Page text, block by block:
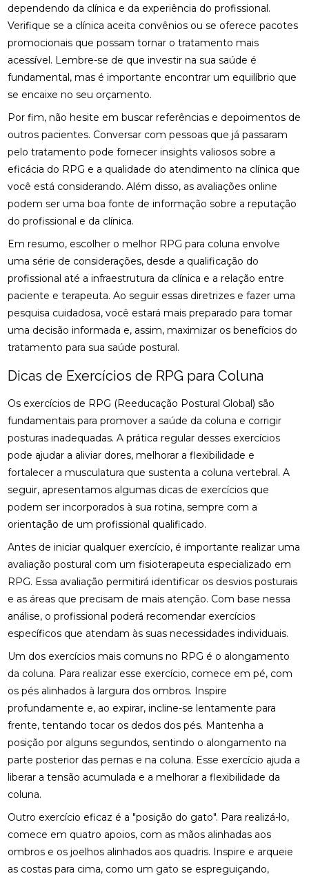
dependendo da clínica e da experiência do profissional.
Verifique se a clínica aceita convênios ou se oferece pacotes
promocionais que possam tornar o tratamento mais
acessível. Lembre-se de que investir na sua saúde é
fundamental, mas é importante encontrar um equilíbrio que
se encaixe no seu orçamento.
Por fim, não hesite em buscar referências e depoimentos de
outros pacientes. Conversar com pessoas que já passaram
pelo tratamento pode fornecer insights valiosos sobre a
eficácia do RPG e a qualidade do atendimento na clínica que
você está considerando. Além disso, as avaliações online
podem ser uma boa fonte de informação sobre a reputação
do profissional e da clínica.
Em resumo, escolher o melhor RPG para coluna envolve
uma série de considerações, desde a qualificação do
profissional até a infraestrutura da clínica e a relação entre
paciente e terapeuta. Ao seguir essas diretrizes e fazer uma
pesquisa cuidadosa, você estará mais preparado para tomar
uma decisão informada e, assim, maximizar os benefícios do
tratamento para sua saúde postural.
Dicas de Exercícios de RPG para Coluna
Os exercícios de RPG (Reeducação Postural Global) são
fundamentais para promover a saúde da coluna e corrigir
posturas inadequadas. A prática regular desses exercícios
pode ajudar a aliviar dores, melhorar a flexibilidade e
fortalecer a musculatura que sustenta a coluna vertebral. A
seguir, apresentamos algumas dicas de exercícios que
podem ser incorporados à sua rotina, sempre com a
orientação de um profissional qualificado.
Antes de iniciar qualquer exercício, é importante realizar uma
avaliação postural com um fisioterapeuta especializado em
RPG. Essa avaliação permitirá identificar os desvios posturais
e as áreas que precisam de mais atenção. Com base nessa
análise, o profissional poderá recomendar exercícios
específicos que atendam às suas necessidades individuais.
Um dos exercícios mais comuns no RPG é o alongamento
da coluna. Para realizar esse exercício, comece em pé, com
os pés alinhados à largura dos ombros. Inspire
profundamente e, ao expirar, incline-se lentamente para
frente, tentando tocar os dedos dos pés. Mantenha a
posição por alguns segundos, sentindo o alongamento na
parte posterior das pernas e na coluna. Esse exercício ajuda a
liberar a tensão acumulada e a melhorar a flexibilidade da
coluna.
Outro exercício eficaz é a "posição do gato". Para realizá-lo,
comece em quatro apoios, com as mãos alinhadas aos
ombros e os joelhos alinhados aos quadris. Inspire e arqueie
as costas para cima, como um gato se espreguiçando,
DESCUBRA O PREÇO DA PALMILHA PARA PÉ CHATO
E COMO ESCOLHER A IDEAL
DESCUBRA O PREÇO DA PALMILHA SOB MEDIDA: 6
FATORES IMPORTANTES
DESCUBRA O PREÇO DA PALMILHA SOB MEDIDA: 6
FATORES QUE INFLUENCIAM
DESCUBRA O PREÇO DAS PALMILHAS PARA
FASCITE PLANTAR E COMO ESCOLHER A IDEAL
DESCUBRA ONDE FAZER FISIOTERAPIA
RESPIRATÓRIA COM QUALIDADE E SEGURANÇA
DESCUBRA OS BENEFÍCIOS DA ACUPUNTURA RJ
PARA A SUA SAÚDE
DESCUBRA OS BENEFÍCIOS DA ACUPUNTURA RJ
PARA SUA SAÚDE E BEM-ESTAR
DESCUBRA OS BENEFÍCIOS DA CLÍNICA DE
QUIROPRAXIA PARA SUA SAÚDE
DESCUBRA OS BENEFÍCIOS DA OSTEOPATIA
DESCUBRA OS BENEFÍCIOS DA QUIROPRAXIA NA
OSTEOPATIA PARA SUA SAÚDE
DICAS PARA ESCOLHER A MELHOR PALMILHA PARA
JOANETE
EM QUAIS CASOS A FISIOTERAPIA É
RECOMENDADA?
ENCONTRE A CLÍNICA DE QUIROPRAXIA PERTO DE
VOCÊ
ENCONTRE A MELHOR CLÍNICA DE QUIROPRAXIA
PERTO DE VOCÊ
ENCONTRE QUIROPRAXIA PERTO DE VOCÊ
ENCONTRE QUIROPRAXIA PERTO DE VOCÊ E
MELHORE A SAÚDE
ENCONTRE QUIROPRAXIA PERTO DE VOCÊ E
MELHORE SUA SAÚDE
ENCONTRE QUIROPRAXIA PERTO DE VOCÊ PARA
ALÍVIO E BEM-ESTAR
ENCONTRE QUIROPRAXIA PERTO DE VOCÊ: TUDO
SOBRE O TEMA
ESTRATÉGIAS PARA ALIVIAR O NEUROMA DE
MORTON COM PALMILHAS
FATORES QUE IMPACTAM O PREÇO DE PALMILHA